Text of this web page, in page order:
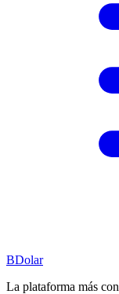
BDolar
La plataforma más